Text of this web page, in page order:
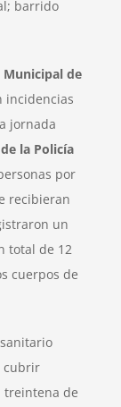
barrido
Municipal de
incidencias
jornada
la Policía
por
recibieran
un
total de 12
cuerpos de
cubrir
treintena de